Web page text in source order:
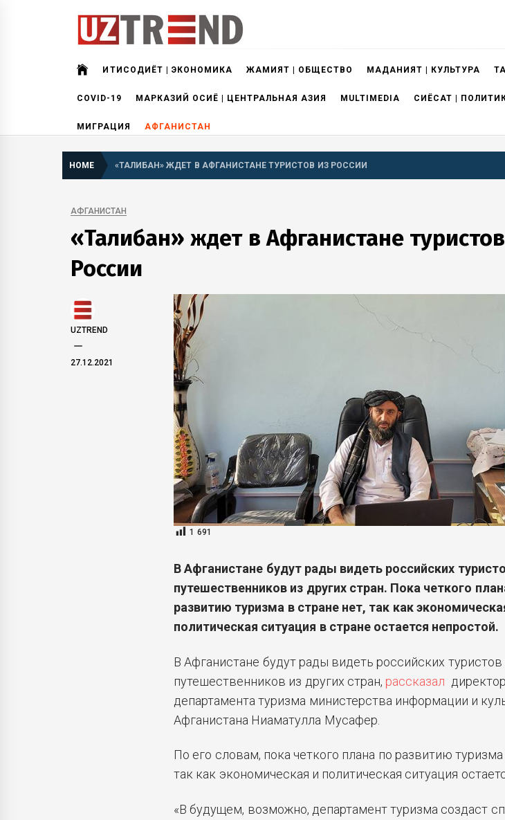
uztrend
ИҚТИСОДИЁТ | ЭКОНОМИКА ЖАМИЯТ | ОБЩЕСТВО МАДАНИЯТ | КУЛЬТУРА
COVID-19 МАРКАЗИЙ ОСИЁ | ЦЕНТРАЛЬНАЯ АЗИЯ MULTIMEDIA СИЁСАТ |
МИГРАЦИЯ АФГАНИСТАН
HOME «ТАЛИБАН» ЖДЕТ В АФГАНИСТАНЕ ТУРИСТОВ ИЗ РОССИИ
АФГАНИСТАН
«Талибан» ждет в Афганистане
России
UZTREND
27.12.2021
1 691
В Афганистане будут рады видеть российских
путешественников из других стран. Пока четкого
развитию туризма в стране нет, так как
политическая ситуация в стране остается непростой.
В Афганистане будут рады видеть российских туристов
путешественников из других стран, рассказал директор
департамента туризма министерства информации и
Афганистана Ниаматулла Мусафер.
По его словам, пока четкого плана по развитию туризма
так как экономическая и политическая ситуация
«В будущем, возможно, департамент туризма создаст